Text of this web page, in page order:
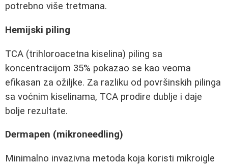
potrebno više tretmana.
Hemijski piling
TCA (trihloroacetna kiselina) piling sa
koncentracijom 35% pokazao se kao veoma
efikasan za ožiljke. Za razliku od površinskih pilinga
sa voćnim kiselinama, TCA prodire dublje i daje
bolje rezultate.
Dermapen (mikroneedling)
Minimalno invazivna metoda koja koristi mikroigle